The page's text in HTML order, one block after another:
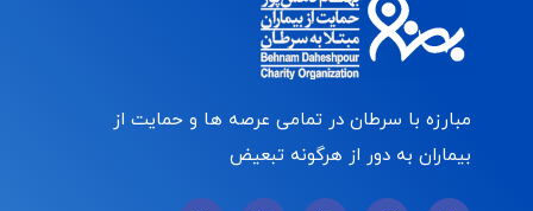
مبارزه با سرطان در تمامی عرصه ها و حمایت از
بیماران به دور از هرگونه تبعیض